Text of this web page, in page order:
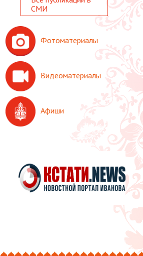
СМИ
Фотоматериалы
Видеоматериалы
Афиши